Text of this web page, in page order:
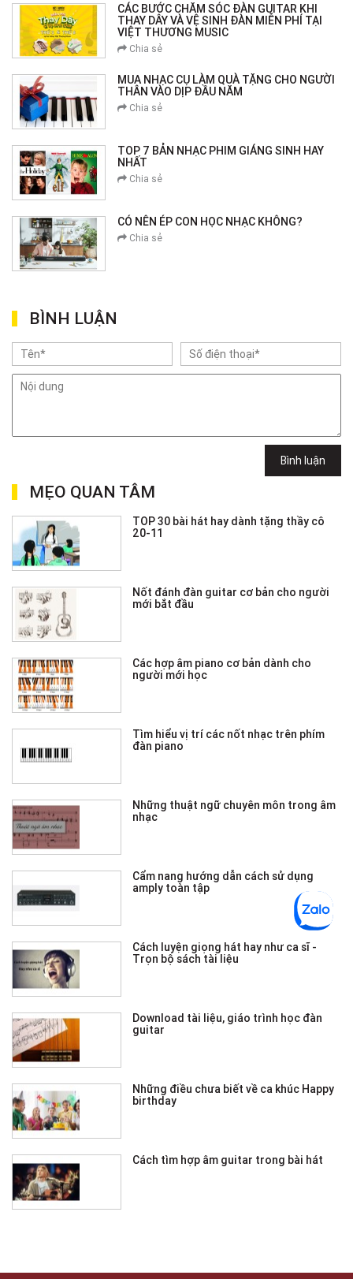
CÁC BƯỚC CHĂM SÓC ĐÀN GUITAR KHI
THAY DÂY VÀ VỆ SINH ĐÀN MIỄN PHÍ TẠI
VIỆT THƯƠNG MUSIC
Chia sẻ
MUA NHẠC CỤ LÀM QUÀ TẶNG CHO NGƯỜI
THÂN VÀO DỊP ĐẦU NĂM
Chia sẻ
TOP 7 BẢN NHẠC PHIM GIÁNG SINH HAY
NHẤT
Chia sẻ
CÓ NÊN ÉP CON HỌC NHẠC KHÔNG?
Chia sẻ
BÌNH LUẬN
Bình luận
MẸO QUAN TÂM
TOP 30 bài hát hay dành tặng thầy cô
20-11
Nốt đánh đàn guitar cơ bản cho người
mới bắt đầu
Các hợp âm piano cơ bản dành cho
người mới học
Tìm hiểu vị trí các nốt nhạc trên phím
đàn piano
Những thuật ngữ chuyên môn trong âm
nhạc
Cẩm nang hướng dẫn cách sử dụng
amply toàn tập
Cách luyện giọng hát hay như ca sĩ -
Trọn bộ sách tài liệu
Download tài liệu, giáo trình học đàn
guitar
Những điều chưa biết về ca khúc Happy
birthday
Cách tìm hợp âm guitar trong bài hát